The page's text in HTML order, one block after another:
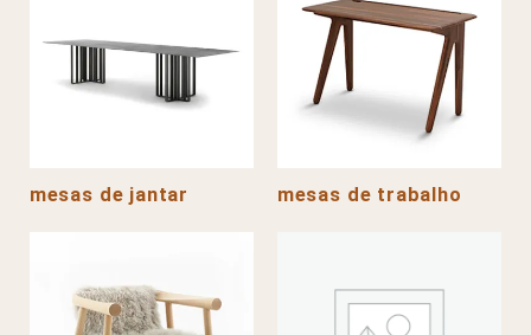
mesas de jantar mesas de trabalho